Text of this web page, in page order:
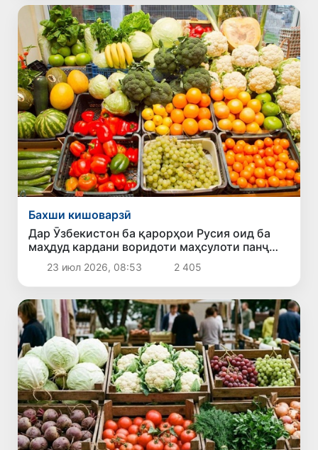
Бахши кишоварзӣ
Дар Ӯзбекистон ба қарорҳои Русия оид ба
маҳдуд кардани воридоти маҳсулоти панҷ
содиркунанда шарҳ доданд
23 июл 2026, 08:53 2 405